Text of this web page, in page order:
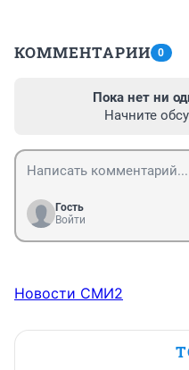
КОММЕНТАРИИ 0
Пока нет ни
Начните
Гость
Войти
Новости СМИ2